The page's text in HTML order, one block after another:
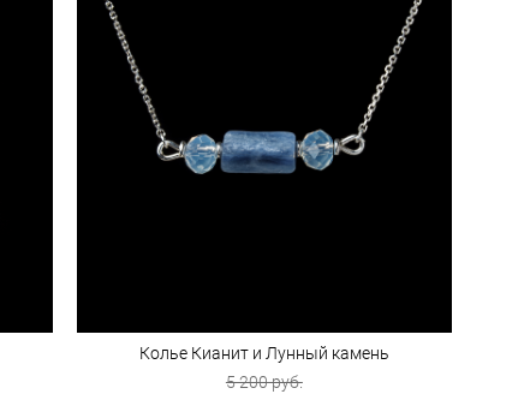
Колье Кианит и Лунный камень
5 200 pуб.